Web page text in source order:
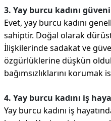
3. Yay burcu kadını
Evet, yay burcu kadını
sahiptir. Doğal olarak
İlişkilerinde sadakat ve
özgürlüklerine düşkün
bağımsızlıklarını korumak
4. Yay burcu kadını iş
Yay burcu kadını iş